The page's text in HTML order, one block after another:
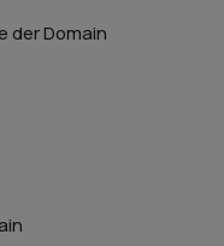
der Domain